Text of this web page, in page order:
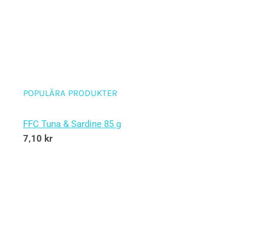
POPULÄRA PRODUKTER
FFC Tuna & Sardine 85 g
7,10 kr